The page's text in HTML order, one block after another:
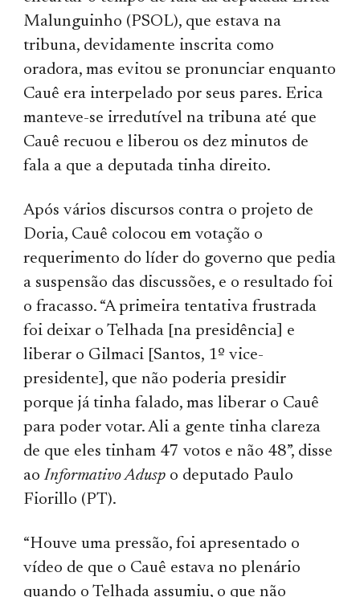
Malunguinho (PSOL), que estava na
tribuna, devidamente inscrita como
oradora, mas evitou se pronunciar enquanto
Cauê era interpelado por seus pares. Erica
manteve-se irredutível na tribuna até que
Cauê recuou e liberou os dez minutos de
fala a que a deputada tinha direito.
Após vários discursos contra o projeto de
Doria, Cauê colocou em votação o
requerimento do líder do governo que pedia
a suspensão das discussões, e o resultado foi
o fracasso. “A primeira tentativa frustrada
foi deixar o Telhada [na presidência] e
liberar o Gilmaci [Santos, 1º vice-
presidente], que não poderia presidir
porque já tinha falado, mas liberar o Cauê
para poder votar. Ali a gente tinha clareza
de que eles tinham 47 votos e não 48”, disse
aoInformativo Adusp o deputado Paulo
Fiorillo (PT).
“Houve uma pressão, foi apresentado o
vídeo de que o Cauê estava no plenário
quando o Telhada assumiu, o que não